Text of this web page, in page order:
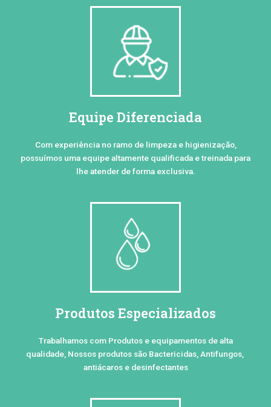
Equipe Diferenciada
Com experiência no ramo de limpeza e higienização,
possuímos uma equipe altamente qualificada e treinada para
lhe atender de forma exclusiva.
Produtos Especializados
Trabalhamos com Produtos e equipamentos de alta
qualidade, Nossos produtos são Bactericidas, Antifungos,
antiácaros e desinfectantes